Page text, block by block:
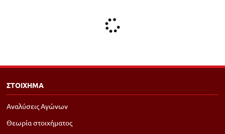
ΣΤΟΙΧΗΜΑ
Αναλύσεις Αγώνων
Θεωρία στοιχήματος